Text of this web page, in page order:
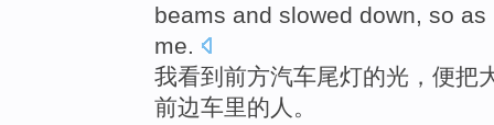
beams and slowed down, so
me.
我看到 前方汽车尾灯的光，便把
前边车里的人。